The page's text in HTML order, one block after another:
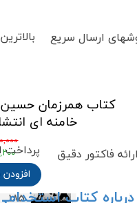
کتاب همرزمان حسین
خامنه ای
۹۶۰,۰۰۰
ارسال سریع
فاکتور دقیق پرداخت
درباره کتاب